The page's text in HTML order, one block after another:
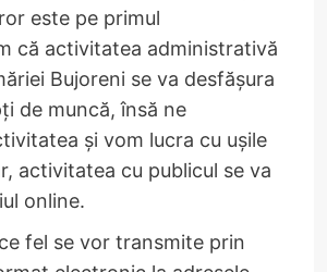
este pe primul
că activitatea administrativă
Bujoreni se va desfăşura
de muncă, însă ne
şi vom lucra cu uşile
activitatea cu publicul se va
online.
fel se vor transmite prin